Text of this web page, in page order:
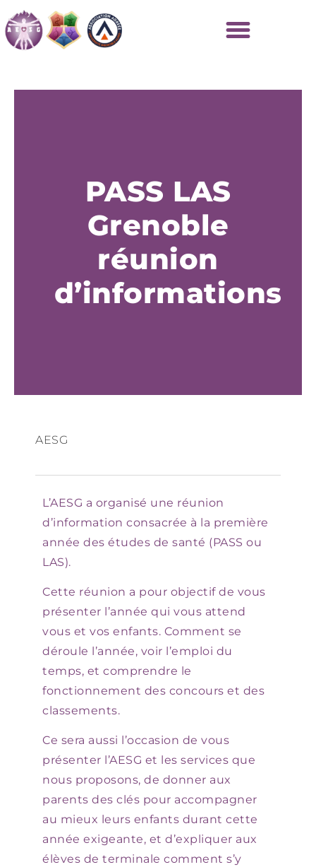
PASS LAS
Grenoble
réunion
d’informations
AESG
L’AESG a organisé une réunion
d’information consacrée à la première
année des études de santé (PASS ou
LAS).
Cette réunion a pour objectif de vous
présenter l’année qui vous attend
vous et vos enfants. Comment se
déroule l’année, voir l’emploi du
temps, et comprendre le
fonctionnement des concours et des
classements.
Ce sera aussi l’occasion de vous
présenter l’AESG et les services que
nous proposons, de donner aux
parents des clés pour accompagner
au mieux leurs enfants durant cette
année exigeante, et d’expliquer aux
élèves de terminale comment s’y